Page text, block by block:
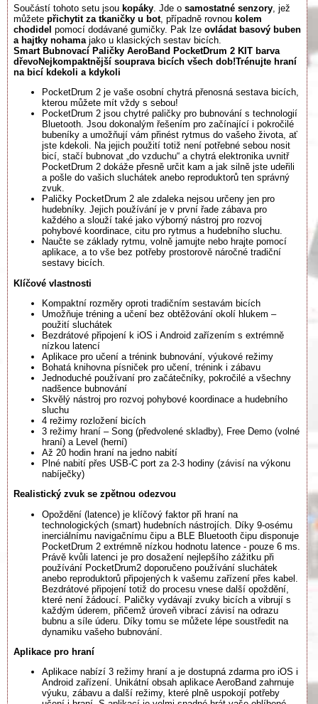
Součástí tohoto setu jsou kopáky. Jde o samostatné senzory, jež
můžete přichytit za tkaničky u bot, případně rovnou kolem
chodidel pomocí dodávané gumičky. Pak lze ovládat basový buben
a hajtky nohamajako u klasických sestav bicích.
Smart Bubnovací Paličky AeroBand PocketDrum 2 KIT barva
dřevoNejkompaktnější souprava bicích všech dob!Trénujte hraní
na bicí kdekoli a kdykoli
PocketDrum 2 je vaše osobní chytrá přenosná sestava bicích,
kterou můžete mít vždy s sebou!
PocketDrum 2 jsou chytré paličky pro bubnování s technologií
Bluetooth. Jsou dokonalým řešením pro začínající i pokročilé
bubeníky a umožňují vám přinést rytmus do vašeho života, ať
jste kdekoli. Na jejich použití totiž není potřebné sebou nosit
bicí, stačí bubnovat „do vzduchu“ a chytrá elektronika uvnitř
PocketDrum 2 dokáže přesně určit kam a jak silně jste udeřili
a pošle do vašich sluchátek anebo reproduktorů ten správný
zvuk.
Paličky PocketDrum 2 ale zdaleka nejsou určeny jen pro
hudebníky. Jejich používání je v první řade zábava pro
každého a slouží také jako výborný nástroj pro rozvoj
pohybové koordinace, citu pro rytmus a hudebního sluchu.
Naučte se základy rytmu, volně jamujte nebo hrajte pomocí
aplikace, a to vše bez potřeby prostorově náročné tradiční
sestavy bicích.
Klíčové vlastnosti
Kompaktní rozměry oproti tradičním sestavám bicích
Umožňuje tréning a učení bez obtěžování okolí hlukem –
použití sluchátek
Bezdrátové připojení k iOS i Android zařízením s extrémně
nízkou latencí
Aplikace pro učení a trénink bubnování, výukové režimy
Bohatá knihovna písniček pro učení, trénink i zábavu
Jednoduché používaní pro začátečníky, pokročilé a všechny
nadšence bubnování
Skvělý nástroj pro rozvoj pohybové koordinace a hudebního
sluchu
4 režimy rozložení bicích
3 režimy hraní – Song (předvolené skladby), Free Demo (volné
hraní) a Level (herní)
Až 20 hodin hraní na jedno nabití
Plné nabití přes USB-C port za 2-3 hodiny (závisí na výkonu
nabíječky)
Realistický zvuk se zpětnou odezvou
Opoždění (latence) je klíčový faktor při hraní na
technologických (smart) hudebních nástrojích. Díky 9-osému
inerciálnímu navigačnímu čipu a BLE Bluetooth čipu disponuje
PocketDrum 2 extrémně nízkou hodnotu latence - pouze 6 ms.
Právě kvůli latenci je pro dosažení nejlepšího zážitku při
používání PocketDrum2 doporučeno používání sluchátek
anebo reproduktorů připojených k vašemu zařízení přes kabel.
Bezdrátové připojení totiž do procesu vnese další opoždění,
které není žádoucí. Paličky vydávají zvuky bicích a vibrují s
každým úderem, přičemž úroveň vibrací závisí na odrazu
bubnu a síle úderu. Díky tomu se můžete lépe soustředit na
dynamiku vašeho bubnování.
Aplikace pro hraní
Aplikace nabízí 3 režimy hraní a je dostupná zdarma pro iOS i
Android zařízení. Unikátní obsah aplikace AeroBand zahrnuje
výuku, zábavu a další režimy, které plně uspokojí potřeby